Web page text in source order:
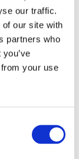
our traffic.
our site with
partners who
your use
i denna